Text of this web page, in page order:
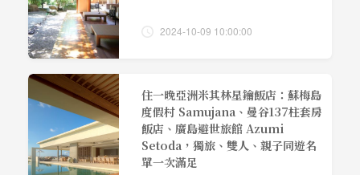
2024-10-09 10:00:00
住一晚亞洲米其林星鑰飯店：蘇梅島
度假村 Samujana、曼谷137柱套房
飯店、廣島避世旅館 Azumi
Setoda，獨旅、雙人、親子同遊名
單一次滿足